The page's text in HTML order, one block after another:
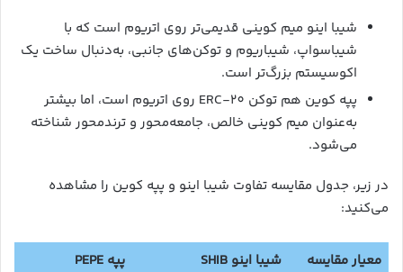
شیبا اینو میم کوینی قدیمی‌تر روی اتریوم است که با
شیباسواپ، شیباریوم و توکن‌های جانبی، به‌دنبال ساخت یک
اکوسیستم بزرگ‌تر است.
پپه کوین هم توکن ERC-20 روی اتریوم است، اما بیشتر
به‌عنوان میم کوینی خالص، جامعه‌محور و ترندمحور شناخته
می‌شود.
در زیر، جدول مقایسه تفاوت شیبا اینو و پپه کوین را مشاهده
می‌کنید:
معیار مقایسه شیبا اینو SHIB پپه PEPE